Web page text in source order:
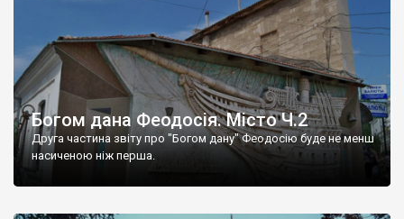
Богом дана Феодосія. Місто Ч.2
Друга частина звіту про "Богом дану" Феодосію буде не менш
насиченою ніж перша.